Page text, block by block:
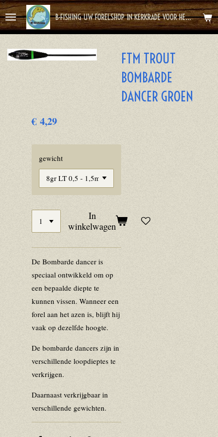
Ga
direct
de
B-FISHING UW FORELSHOP IN KERKRADE VOOR HET BESTE FOREL AVONTUUR
FTM TROUT
BOMBARDE
DANCER GROEN
€ 4,29
gewicht
In
winkelwagen
De Bombarde dancer is
speciaal ontwikkeld om op
een bepaalde diepte te
kunnen vissen. Wanneer een
forel aan het azen is, blijft hij
vaak op dezelfde hoogte.
De bombarde dancers zijn in
verschillende loopdieptes te
verkrijgen.
Daarnaast verkrijgbaar in
verschillende gewichten.